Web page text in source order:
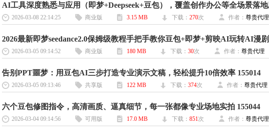
2026-03-08 22:14:25 商业版 3.15 MB 下载： 270次 作者： 尊贵代理
2026-03-05 09:14:52 商业版 180 MB 下载： 30次 作者： 尊贵代理
告别PPT噩梦：用豆包AI三步打造专业演示文稿，轻松提升10倍效率 155014
2026-03-05 09:13:46 共享版 122 MB 下载： 374次 作者： 尊贵代理
六个豆包修图指令，高清画质、逼真细节，每一张都像专业场地实拍 155044
2026-03-04 09:14:56 可用版 17.0 MB 下载： 851次 作者： 尊贵代理